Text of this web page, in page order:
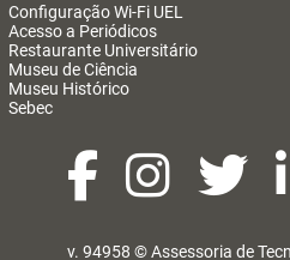
Configuração Wi-Fi UEL
Acesso a Periódicos
Restaurante Universitário
Museu de Ciência
Museu Histórico
Sebec
v. 94958 ©Assessoria de